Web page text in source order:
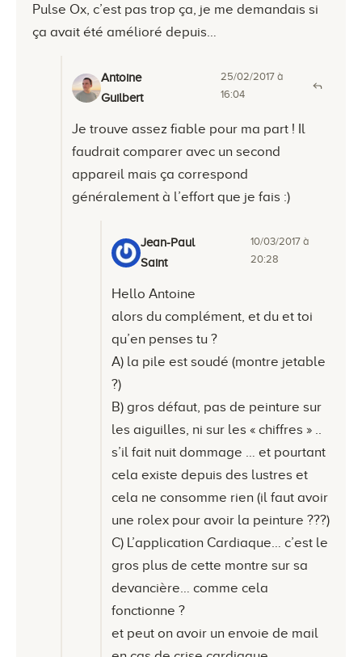
Pulse Ox, c’est pas trop ça, je me demandais si
ça avait été amélioré depuis…
Antoine
Guilbert
25/02/2017 à
16:04
Je trouve assez fiable pour ma part ! Il
faudrait comparer avec un second
appareil mais ça correspond
généralement à l’effort que je fais :)
Jean-Paul
Saint
10/03/2017 à
20:28
Hello Antoine
alors du complément, et du et toi
qu’en penses tu ?
A) la pile est soudé (montre jetable
?)
B) gros défaut, pas de peinture sur
les aiguilles, ni sur les « chiffres » ..
s’il fait nuit dommage … et pourtant
cela existe depuis des lustres et
cela ne consomme rien (il faut avoir
une rolex pour avoir la peinture ???)
C) L’application Cardiaque… c’est le
gros plus de cette montre sur sa
devancière… comme cela
fonctionne ?
et peut on avoir un envoie de mail